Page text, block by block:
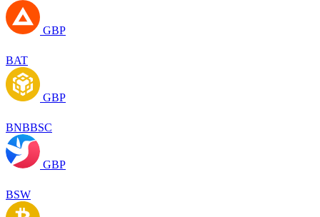
GBP
BAT
GBP
BNBBSC
GBP
BSW